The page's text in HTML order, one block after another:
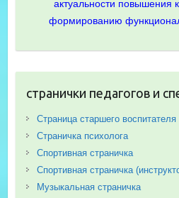
актуальности повышения
формированию
странички педагогов и
Страница старшего воспитателя
Страничка психолога
Спортивная страничка
Спортивная страничка
Музыкальная страничка